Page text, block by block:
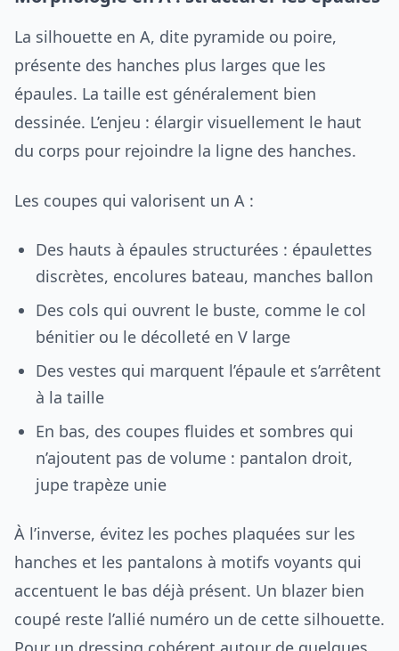
La silhouette en A, dite pyramide ou poire,
présente des hanches plus larges que les
épaules. La taille est généralement bien
dessinée. L’enjeu : élargir visuellement le haut
du corps pour rejoindre la ligne des hanches.
Les coupes qui valorisent un A :
Des hauts à épaules structurées : épaulettes
discrètes, encolures bateau, manches ballon
Des cols qui ouvrent le buste, comme le col
bénitier ou le décolleté en V large
Des vestes qui marquent l’épaule et s’arrêtent
à la taille
En bas, des coupes fluides et sombres qui
n’ajoutent pas de volume : pantalon droit,
jupe trapèze unie
À l’inverse, évitez les poches plaquées sur les
hanches et les pantalons à motifs voyants qui
accentuent le bas déjà présent. Un blazer bien
coupé reste l’allié numéro un de cette silhouette.